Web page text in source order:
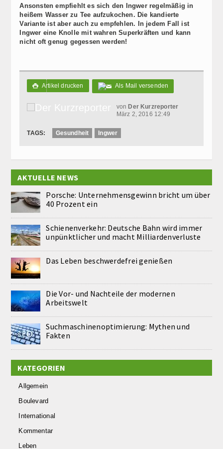
Ansonsten empfiehlt es sich den Ingwer regelmäßig in
heißem Wasser zu Tee aufzukochen. Die kandierte
Variante ist aber auch zu empfehlen. In jedem Fall ist
Ingwer eine Knolle mit wahren Superkräften und kann
nicht oft genug gegessen werden!
 Artikel drucken Als Mail versenden
vonDer Kurzreporter
März 2, 2016 12:49
TAGS: Gesundheit Ingwer
AKTUELLE NEWS
Porsche: Unternehmensgewinn bricht um über
40 Prozent ein
Schienenverkehr: Deutsche Bahn wird immer
unpünktlicher und macht Milliardenverluste
Das Leben beschwerdefrei genießen
Die Vor- und Nachteile der modernen
Arbeitswelt
Suchmaschinenoptimierung: Mythen und
Fakten
KATEGORIEN
Allgemein
Boulevard
International
Kommentar
Leben